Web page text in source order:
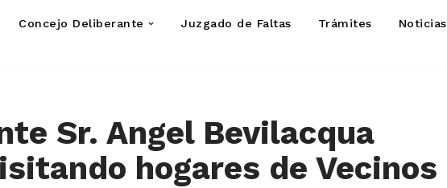
Concejo Deliberante Juzgado de Faltas Trámites Noticias
Sr. Angel Bevilacqua
hogares de Vecinos